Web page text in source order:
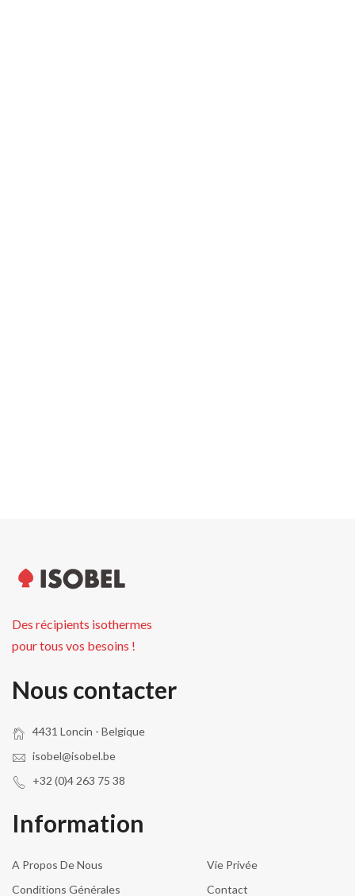
Des récipients isothermes
pour tous vos besoins !
Nous contacter
4431 Loncin - Belgique
isobel@isobel.be
+32 (0)4 263 75 38
Information
A Propos De Nous
Vie Privée
Conditions Générales
Contact